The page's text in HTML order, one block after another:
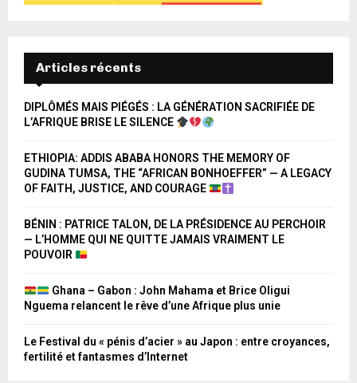
Articles récents
DIPLÔMÉS MAIS PIÉGÉS : LA GÉNÉRATION SACRIFIÉE DE
L’AFRIQUE BRISE LE SILENCE
ETHIOPIA: ADDIS ABABA HONORS THE MEMORY OF
GUDINA TUMSA, THE “AFRICAN BONHOEFFER” — A LEGACY
OF FAITH, JUSTICE, AND COURAGE
BÉNIN : PATRICE TALON, DE LA PRÉSIDENCE AU PERCHOIR
— L’HOMME QUI NE QUITTE JAMAIS VRAIMENT LE
POUVOIR
Ghana – Gabon : John Mahama et Brice Oligui
Nguema relancent le rêve d’une Afrique plus unie
Le Festival du « pénis d’acier » au Japon : entre croyances,
fertilité et fantasmes d’Internet